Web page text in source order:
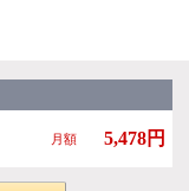
月額 5,478円